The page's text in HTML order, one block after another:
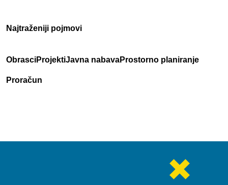
Najtraženiji pojmovi
ObrasciProjektiJavna nabavaProstorno planiranje
Proračun